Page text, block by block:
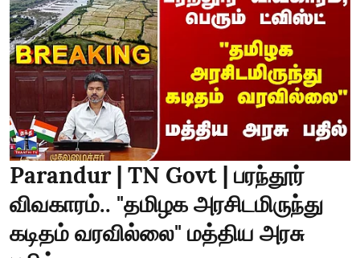
Parandur | TN Govt | பரந்தூர்
விவகாரம்.. "தமிழக அரசிடமிருந்து
கடிதம் வரவில்லை" மத்திய அரசு